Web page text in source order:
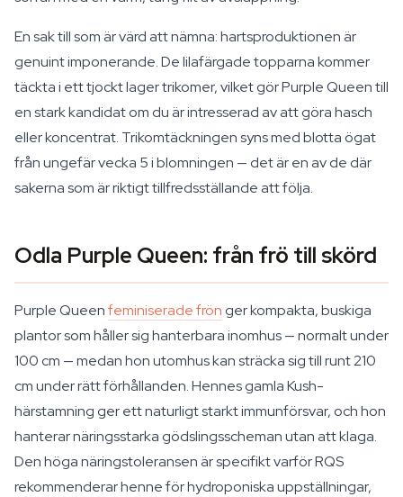
En sak till som är värd att nämna: hartsproduktionen är
genuint imponerande. De lilafärgade topparna kommer
täckta i ett tjockt lager trikomer, vilket gör Purple Queen till
en stark kandidat om du är intresserad av att göra hasch
eller koncentrat. Trikomtäckningen syns med blotta ögat
från ungefär vecka 5 i blomningen — det är en av de där
sakerna som är riktigt tillfredsställande att följa.
Odla Purple Queen: från frö till skörd
Purple Queenfeminiserade frön ger kompakta, buskiga
plantor som håller sig hanterbara inomhus — normalt under
100 cm — medan hon utomhus kan sträcka sig till runt 210
cm under rätt förhållanden. Hennes gamla Kush-
härstamning ger ett naturligt starkt immunförsvar, och hon
hanterar näringsstarka gödslingsscheman utan att klaga.
Den höga näringstoleransen är specifikt varför RQS
rekommenderar henne för hydroponiska uppställningar,